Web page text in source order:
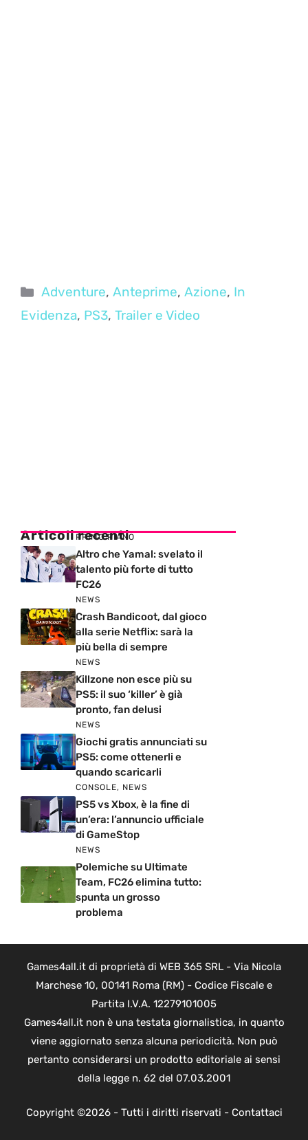
Categorie
Adventure,Anteprime,Azione, In
Evidenza, PS3, Trailer e Video
Articoli recenti
PRIMO PIANO
Altro che Yamal: svelato il
talento più forte di tutto
FC26
NEWS
Crash Bandicoot, dal gioco
alla serie Netflix: sarà la
più bella di sempre
NEWS
Killzone non esce più su
PS5: il suo ‘killer’ è già
pronto, fan delusi
NEWS
Giochi gratis annunciati su
PS5: come ottenerli e
quando scaricarli
CONSOLE, NEWS
PS5 vs Xbox, è la fine di
un’era: l’annuncio ufficiale
di GameStop
NEWS
Polemiche su Ultimate
Team, FC26 elimina tutto:
spunta un grosso
problema
Games4all.it di proprietà di WEB 365 SRL - Via Nicola
Marchese 10, 00141 Roma (RM) - Codice Fiscale e
Partita I.V.A. 12279101005
Games4all.it non è una testata giornalistica, in quanto
viene aggiornato senza alcuna periodicità. Non può
pertanto considerarsi un prodotto editoriale ai sensi
della legge n. 62 del 07.03.2001
Copyright ©2026 - Tutti i diritti riservati - Contattaci